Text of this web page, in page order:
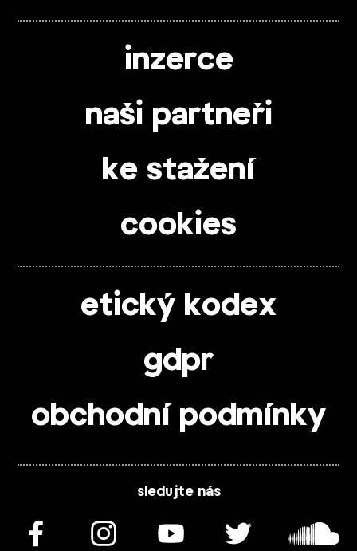
inzerce
naši partneři
ke stažení
cookies
etický kodex
gdpr
obchodní podmínky
sledujte nás